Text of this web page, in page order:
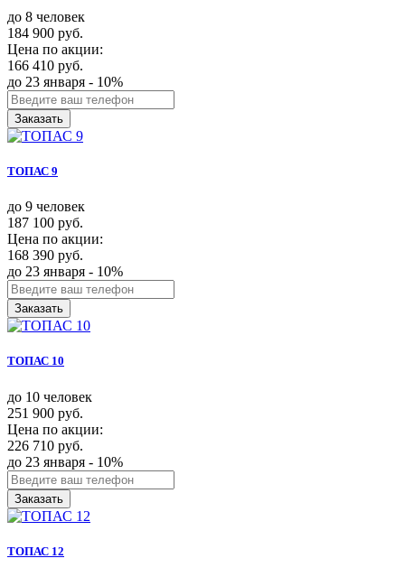
до 8 человек
184 900 руб.
Цена по акции:
166 410 руб.
до 23 января - 10%
Заказать
ТОПАС 9
до 9 человек
187 100 руб.
Цена по акции:
168 390 руб.
до 23 января - 10%
Заказать
ТОПАС 10
до 10 человек
251 900 руб.
Цена по акции:
226 710 руб.
до 23 января - 10%
Заказать
ТОПАС 12